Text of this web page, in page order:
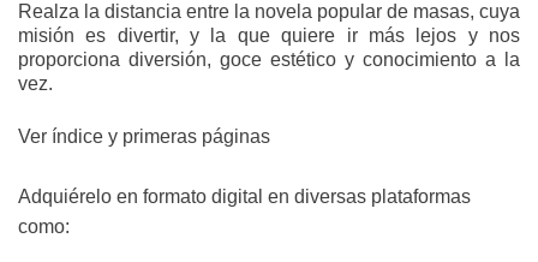
Realza la distancia entre la novela popular de masas, cuya
misión es divertir, y la que quiere ir más lejos y nos
proporciona diversión, goce estético y conocimiento a la
vez.
Ver índice y primeras páginas
Adquiérelo en formato digital en diversas plataformas
como: